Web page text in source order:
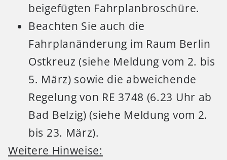
beigefügten Fahrplanbroschüre.
Beachten Sie auch die
Fahrplanänderung im Raum Berlin
Ostkreuz (siehe Meldung vom 2. bis
5. März) sowie die abweichende
Regelung von RE 3748 (6.23 Uhr ab
Bad Belzig) (siehe Meldung vom 2.
bis 23. März).
Weitere Hinweise: